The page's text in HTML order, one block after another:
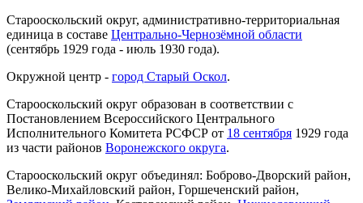
Старооскольский округ, административно-территориальная
единица в составе Центрально-Чернозёмной области
(сентябрь 1929 года - июль 1930 года).
Окружной центр - город Старый Оскол.
Старооскольский округ образован в соответствии с
Постановлением Всероссийского Центрального
Исполнительного Комитета РСФСР от 18 сентября 1929 года
из части районов Воронежского округа.
Старооскольский округ объединял: Боброво-Дворский район,
Велико-Михайловский район, Горшеченский район,